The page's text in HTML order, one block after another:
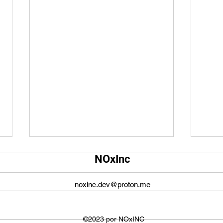
Qual é o tamanho da tela do
O tamanho da tela do YouTube
utilizada para visualizar os
O
de
NOxInc
noxinc.dev@proton.me
©2023 por NOxINC